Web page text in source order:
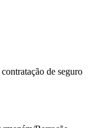
de seguro